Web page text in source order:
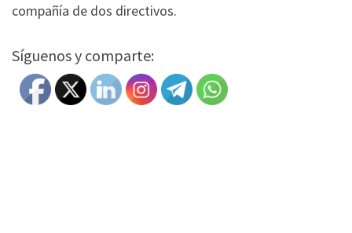
compañía de dos directivos.
Síguenos y comparte: